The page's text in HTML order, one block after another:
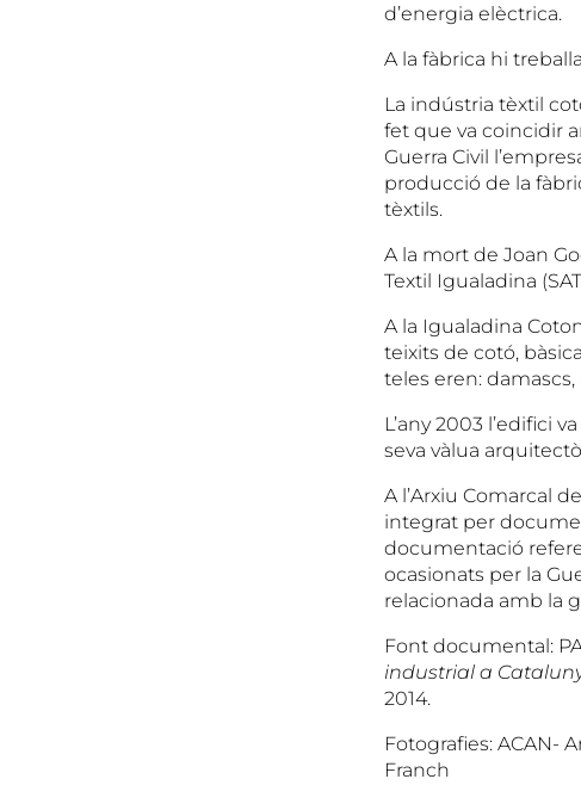
d’energia elèctrica.
A la fàbrica hi
La indústria tèxtil
fet que va coincidir
Guerra Civil
producció de la
tèxtils.
A la mort de Joan
Textil Igualadina
A la Igualadina
teixits de cotó,
teles eren:
L’any 2003 l’edifici
seva vàlua
A l’Arxiu Comarcal
integrat per
documentació
ocasionats per la
relacionada amb la
Font documental:
industrial a
2014.
Fotografies: ACAN-
Franch